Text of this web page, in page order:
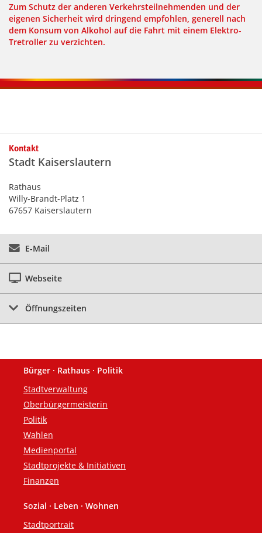
Zum Schutz der anderen Verkehrsteilnehmenden und der
eigenen Sicherheit wird dringend empfohlen, generell nach
dem Konsum von Alkohol auf die Fahrt mit einem Elektro-
Tretroller zu verzichten.
Kontaktinformationen und Weiterführendes
Kontakt
Stadt Kaiserslautern
Rathaus
Willy-Brandt-Platz 1
67657 Kaiserslautern
E-Mail
Webseite
Öffnungszeiten
Fußzeile
Bürger · Rathaus · Politik
Stadtverwaltung
Oberbürgermeisterin
Politik
Wahlen
Medienportal
Stadtprojekte & Initiativen
Finanzen
Sozial · Leben · Wohnen
Stadtportrait